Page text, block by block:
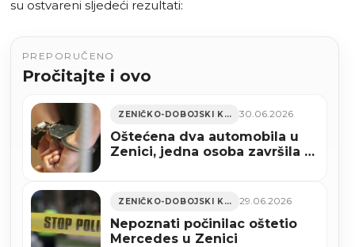
su ostvareni sljedeći rezultati:
PREPORUČENO
Pročitajte i ovo
ZENIČKO-DOBOJSKI KANTON 30.06.2026
Oštećena dva automobila u
Zenici, jedna osoba završila u
ZENIČKO-DOBOJSKI KANTON 29.06.2026
Nepoznati počinilac oštetio
Mercedes u Zenici